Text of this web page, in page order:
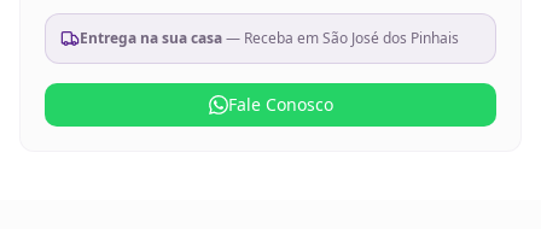
Entrega na sua casa— Receba emSão José dos Pinhais
Fale Conosco